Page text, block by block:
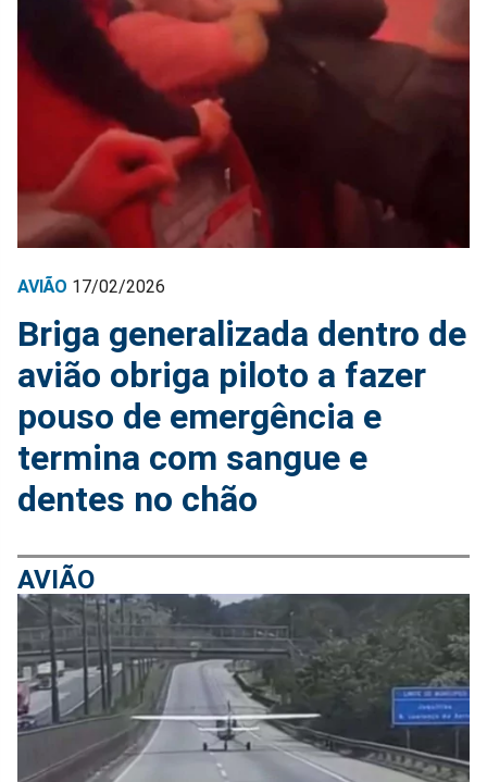
AVIÃO 17/02/2026
Briga generalizada dentro de
avião obriga piloto a fazer
pouso de emergência e
termina com sangue e
dentes no chão
AVIÃO